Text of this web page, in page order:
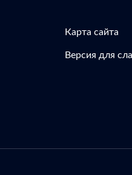
Карта сайта
Версия для